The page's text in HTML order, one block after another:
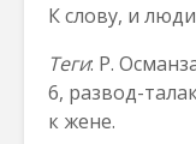
К слову, и
Теги: Р.
6, развод-
к жене.